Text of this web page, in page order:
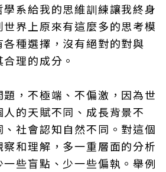
系給我的思維訓練讓我終身
界上原來有這麼多的思考模
種選擇，沒有絕對的對與
理的成分。
，不極端、不偏激，因為世
的天賦不同、成長背景不
社會認知自然不同。對這個
和理解，多一重層面的分析
些盲點、少一些偏執。舉例